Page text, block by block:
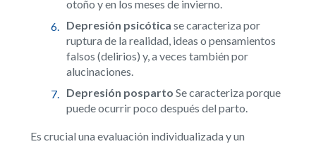
otoño y en los meses de invierno.
Depresión psicótica se caracteriza por
ruptura de la realidad, ideas o pensamientos
falsos (delirios) y, a veces también por
alucinaciones.
Depresión posparto Se caracteriza porque
puede ocurrir poco después del parto.
Es crucial una evaluación individualizada y un